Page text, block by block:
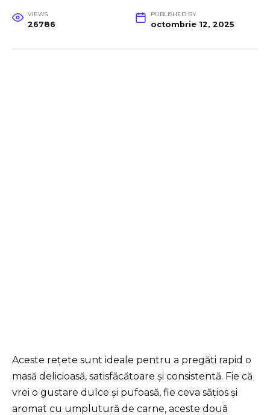
VIEWS
26786
PUBLISHED BY
octombrie 12, 2025
Aceste rețete sunt ideale pentru a pregăti rapid o
masă delicioasă, satisfăcătoare și consistentă. Fie că
vrei o gustare dulce și pufoasă, fie ceva sățios și
aromat cu umplutură de carne, aceste două